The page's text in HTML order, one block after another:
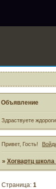
Объявление
Здраствуете
Привет, Гость!
» Хогвартц
Страница: 1